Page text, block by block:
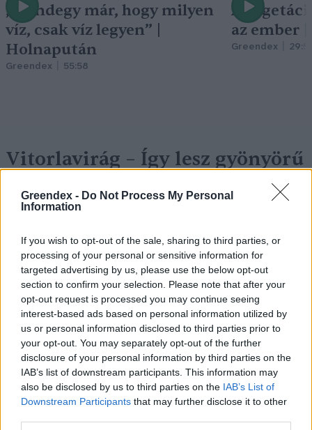
Greendex - Do Not Process My Personal
Information
If you wish to opt-out of the sale, sharing to third parties, or
processing of your personal or sensitive information for
targeted advertising by us, please use the below opt-out
section to confirm your selection. Please note that after your
opt-out request is processed you may continue seeing
interest-based ads based on personal information utilized by
us or personal information disclosed to third parties prior to
your opt-out. You may separately opt-out of the further
disclosure of your personal information by third parties on the
IAB’s list of downstream participants. This information may
also be disclosed by us to third parties on the IAB’s List of
Downstream Participants that may further disclose it to other
„Mindegy már, hogy milyen
víz, csak víz legyen” |
Holnapután
Greendex 55:58
A
az ember
Greendex
Vitorlavirág – Így lesz gyönyörű
ÉLŐ BOLYGÓNK 4 perc